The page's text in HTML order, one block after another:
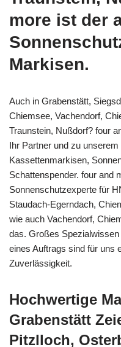
more ist der
Markisen.
Auch in Grabenstätt,
Chiemsee, Vachendorf,
Traunstein, Nußdorf? four
Ihr Partner und zu
Kassettenmarkisen,
Schattenspender. four and
Sonnenschutzexperte für
Staudach-Egerndach,
wie auch Vachendorf,
das. Großes
eines Auftrags sind für uns
Zuverlässigkeit.
Hochwertige
Grabenstätt
Pitzlloch,